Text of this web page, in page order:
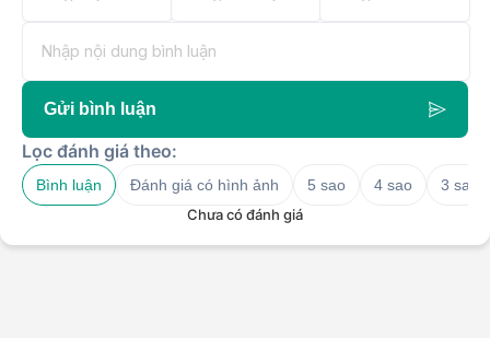
Gửi bình luận
Lọc đánh giá theo:
Bình luận Đánh giá có hình ảnh 5 sao 4 sao
3 sao
Chưa có đánh giá